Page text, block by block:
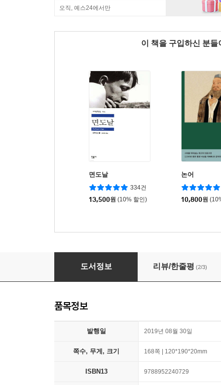
오직, 예스24에서만
이 책을 구입하신 분
면도날
334건
13,500원 (10% 할인)
논어
10,800원
요시다 쇼인
도서정보 리뷰/한줄평 (2/3)
품목정보
발행일 2019년 08월 30일
쪽수, 무게, 크기 168쪽 | 120*190*20mm
ISBN13 9788952240729